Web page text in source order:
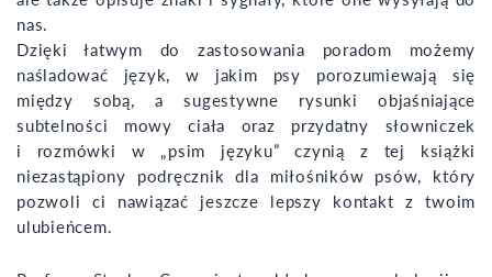
nas.
Dzięki łatwym do zastosowania poradom możemy
naśladować język, w jakim psy porozumiewają się
między sobą, a sugestywne rysunki objaśniające
subtelności mowy ciała oraz przydatny słowniczek
i rozmówki w „psim języku” czynią z tej książki
niezastąpiony podręcznik dla miłośników psów, który
pozwoli ci nawiązać jeszcze lepszy kontakt z twoim
ulubieńcem.